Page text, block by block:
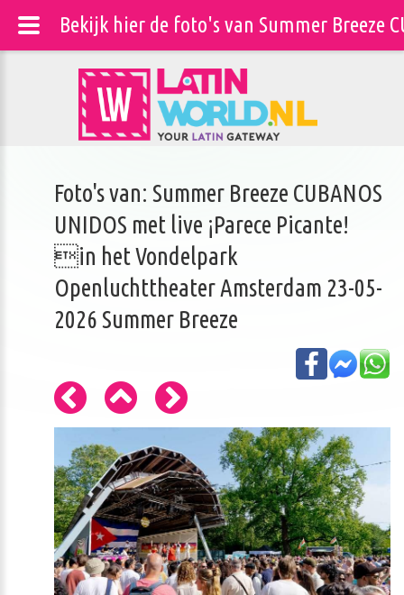
Foto's van: Summer Breeze CUBANOS
UNIDOS met live ¡Parece Picante!
in het Vondelpark
Openluchttheater Amsterdam 23-05-
2026 Summer Breeze
Bekijk hier de foto's van Summer Breeze